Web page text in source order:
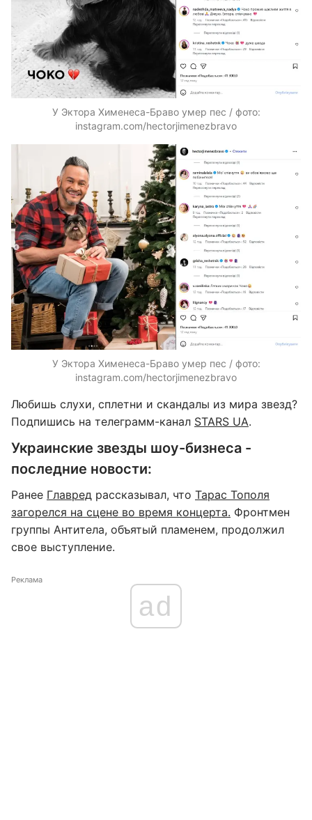
У Эктора Хименеса-Браво умер пес / фото:
instagram.com/hectorjimenezbravo
У Эктора Хименеса-Браво умер пес / фото:
instagram.com/hectorjimenezbravo
Любишь слухи, сплетни и скандалы из мира звезд?
Подпишись на телеграмм-канал STARS UA.
Украинские звезды шоу-бизнеса -
последние новости:
Ранее Главред рассказывал, что Тарас Тополя
загорелся на сцене во время концерта. Фронтмен
группы Антитела, объятый пламенем, продолжил
свое выступление.
Реклама
ad